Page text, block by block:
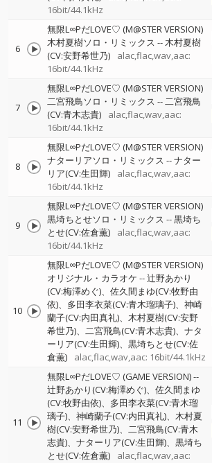
16bit/44.1kHz
6
無限L∞PだLOVE♡ (M@STER VERSION)
木村夏樹ソロ・リミックス --木村夏樹
(CV:安野希世乃)
alac,flac,wav,aac:
16bit/44.1kHz
7
無限L∞PだLOVE♡ (M@STER VERSION)
二宮飛鳥ソロ・リミックス --二宮飛鳥
(CV:青木志貴)
alac,flac,wav,aac:
16bit/44.1kHz
8
無限L∞PだLOVE♡ (M@STER VERSION)
ナターリアソロ・リミックス --ナター
リア(CV:生田輝)
alac,flac,wav,aac:
16bit/44.1kHz
9
無限L∞PだLOVE♡ (M@STER VERSION)
黒埼ちとせソロ・リミックス --黒埼ち
とせ(CV:佐倉薫)
alac,flac,wav,aac:
16bit/44.1kHz
10
無限L∞PだLOVE♡ (M@STER VERSION)
オリジナル・カラオケ --辻野あかり
(CV:梅澤めぐ)、佐久間まゆ(CV:牧野由
依)、多田李衣菜(CV:青木瑠璃子)、神崎
蘭子(CV:内田真礼)、木村夏樹(CV:安野
希世乃)、二宮飛鳥(CV:青木志貴)、ナタ
ーリア(CV:生田輝)、黒埼ちとせ(CV:佐
倉薫)
alac,flac,wav,aac: 16bit/44.1kHz
11
無限L∞PだLOVE♡ (GAME VERSION)--
辻野あかり(CV:梅澤めぐ)、佐久間まゆ
(CV:牧野由依)、多田李衣菜(CV:青木瑠
璃子)、神崎蘭子(CV:内田真礼)、木村夏
樹(CV:安野希世乃)、二宮飛鳥(CV:青木
志貴)、ナターリア(CV:生田輝)、黒埼ち
とせ(CV:佐倉薫)
alac,flac,wav,aac: